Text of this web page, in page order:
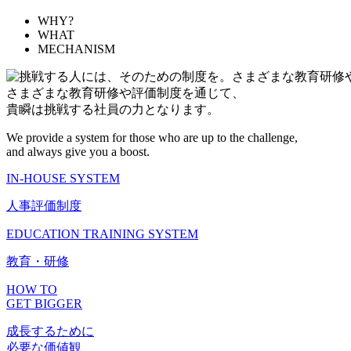
WHY?
WHAT
MECHANISM
さまざまな教育研修や評価制度を通じて、
貴瞬は挑戦する社員の力となります。
We provide a system for those who are up to the challenge,
and always give you a boost.
IN-HOUSE SYSTEM
人事評価制度
EDUCATION TRAINING SYSTEM
教育・研修
HOW TO
GET BIGGER
成長するために
必要な価値観